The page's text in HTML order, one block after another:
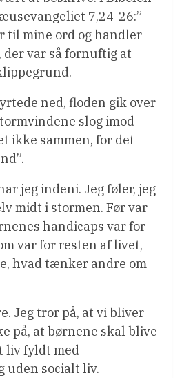
7,24-26:”
til mine ord og handler
der var så fornuftig at
ned, floden gik over
slog imod
ikke sammen, for det
jeg indeni. Jeg føler, jeg
midt i stormen. Før var
handicaps var for
var for resten af livet,
hvad tænker andre om
Jeg tror på, at vi bliver
på, at børnene skal blive
liv fyldt med
uden socialt liv.